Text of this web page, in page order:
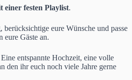
einer festen Playlist.
eure Wünsche und passe
eure Gäste an.
entspannte Hochzeit, eine volle
den ihr euch noch viele Jahre gerne